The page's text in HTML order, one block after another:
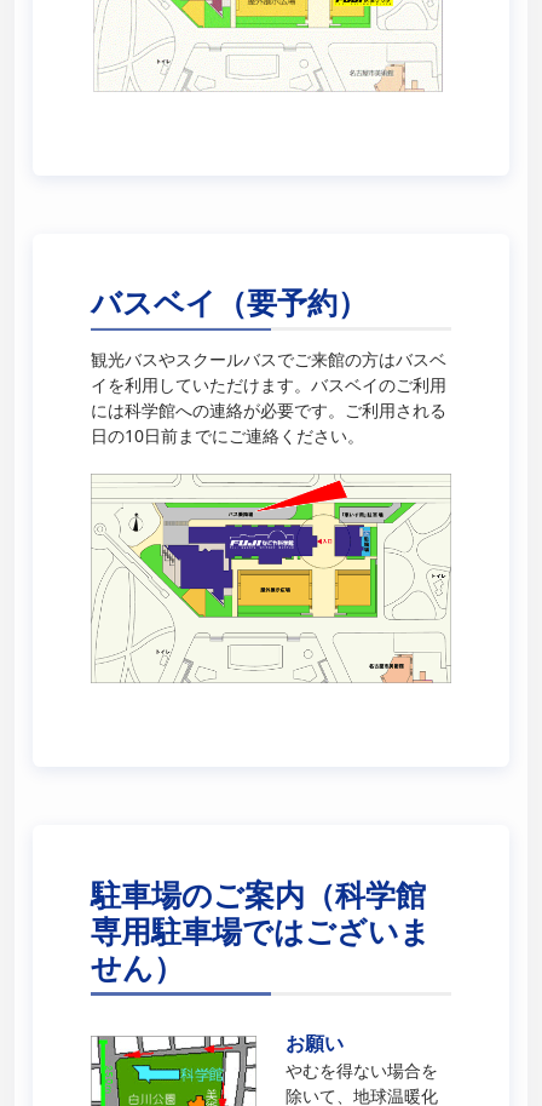
バスベイ（要予約）
観光バスやスクールバスでご来館の方はバスベ
イを利用していただけます。バスベイのご利用
には科学館への連絡が必要です。ご利用される
日の10日前までにご連絡ください。
駐車場のご案内（科学館
専用駐車場ではございま
せん）
お願い
やむを得ない場合を
除いて、地球温暖化